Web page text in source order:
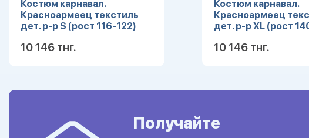
Костюм карнавал.
Красноармеец текстиль
дет. р-р S (рост 116-122)
10 146 тнг.
Костюм карнавал.
Красноармеец
дет. р-р XL (рост
10 146 тнг.
Получайте